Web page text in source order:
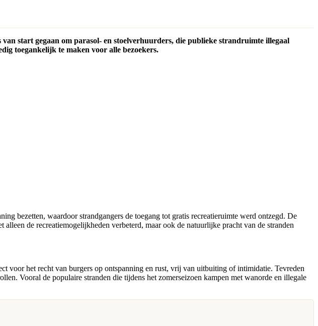
start gegaan om parasol- en stoelverhuurders, die publieke strandruimte illegaal
toegankelijk te maken voor alle bezoekers.
bezetten, waardoor strandgangers de toegang tot gratis recreatieruimte werd ontzegd. De
de recreatiemogelijkheden verbeterd, maar ook de natuurlijke pracht van de stranden
voor het recht van burgers op ontspanning en rust, vrij van uitbuiting of intimidatie. Tevreden
Vooral de populaire stranden die tijdens het zomerseizoen kampen met wanorde en illegale